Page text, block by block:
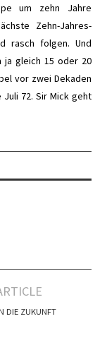
um zehn Jahre
Zehn-Jahres-
rasch folgen. Und
ja gleich 15 oder 20
vor zwei Dekaden
72. Sir Mick geht
DIE ZUKUNFT